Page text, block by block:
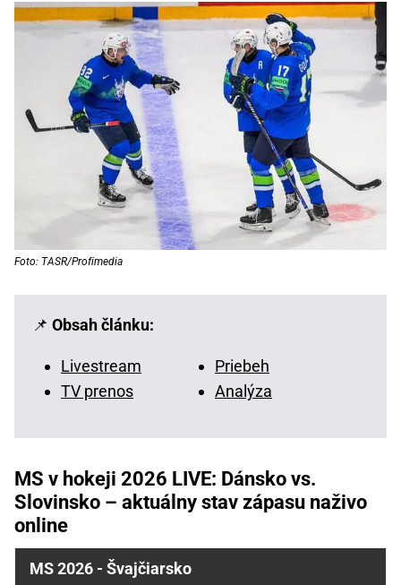
Foto: TASR/Profimedia
📌 Obsah článku:
Livestream
Priebeh
TV prenos
Analýza
MS v hokeji 2026 LIVE: Dánsko vs.
Slovinsko – aktuálny stav zápasu naživo
online
MS 2026 - Švajčiarsko